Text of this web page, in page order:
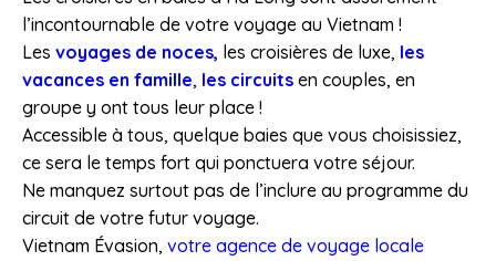
l’incontournable de votre voyage au Vietnam !
Les voyages de noces, les croisières de luxe, les
vacances en famille, les circuits en couples, en
groupe y ont tous leur place !
Accessible à tous, quelque baies que vous choisissiez,
ce sera le temps fort qui ponctuera votre séjour.
Ne manquez surtout pas de l’inclure au programme du
circuit de votre futur voyage.
Vietnam Évasion, votre agence de voyage locale